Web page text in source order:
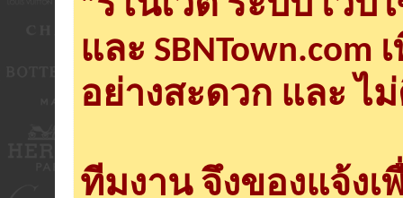
และ
อย่างสะดวก และ ไ
ทีมงาน จึงของแจ้ง